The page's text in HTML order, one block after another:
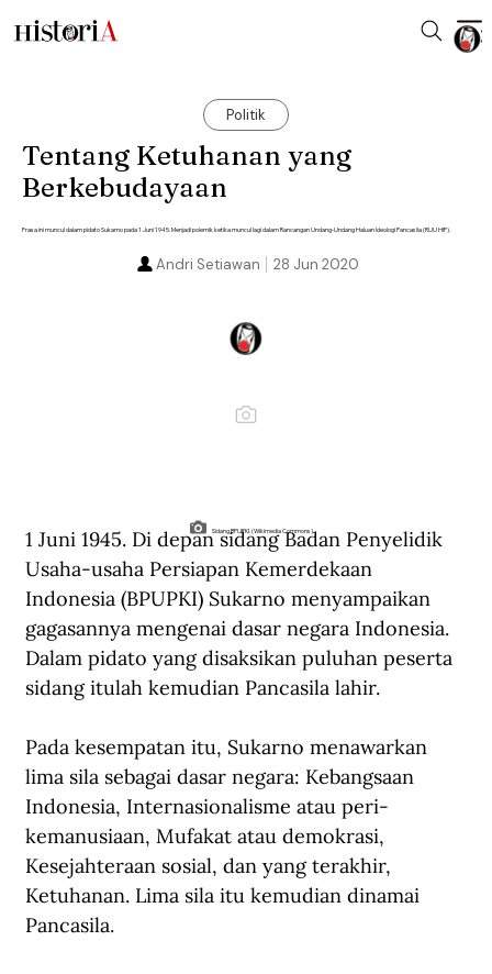
Politik
Tentang Ketuhanan yang
Berkebudayaan
Frasa ini muncul dalam pidato Sukarno pada 1 Juni 1945. Menjadi polemik ketika muncul lagi dalam Rancangan Undang-Undang Haluan Ideologi Pancasila (RUU HIP).
28 Jun 2020
Andri Setiawan
Sidang BPUPKI. (Wikimedia Commons).
1 Juni 1945. Di depan sidang Badan Penyelidik
Usaha-usaha Persiapan Kemerdekaan
Indonesia (BPUPKI) Sukarno menyampaikan
gagasannya mengenai dasar negara Indonesia.
Dalam pidato yang disaksikan puluhan peserta
sidang itulah kemudian Pancasila lahir.
Pada kesempatan itu, Sukarno menawarkan
lima sila sebagai dasar negara: Kebangsaan
Indonesia, Internasionalisme atau peri-
kemanusiaan, Mufakat atau demokrasi,
Kesejahteraan sosial, dan yang terakhir,
Ketuhanan. Lima sila itu kemudian dinamai
Pancasila.